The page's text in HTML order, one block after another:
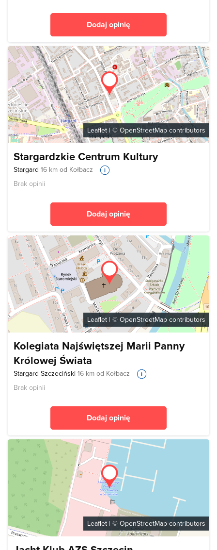
Dodaj opinię
Leaflet | © OpenStreetMap contributors
Stargardzkie Centrum Kultury
Stargard 16 km od Kołbacz
Brak opinii
Dodaj opinię
Leaflet | © OpenStreetMap contributors
Kolegiata Najświętszej Marii Panny
Królowej Świata
Stargard Szczeciński 16 km od Kołbacz
Brak opinii
Dodaj opinię
Leaflet | © OpenStreetMap contributors